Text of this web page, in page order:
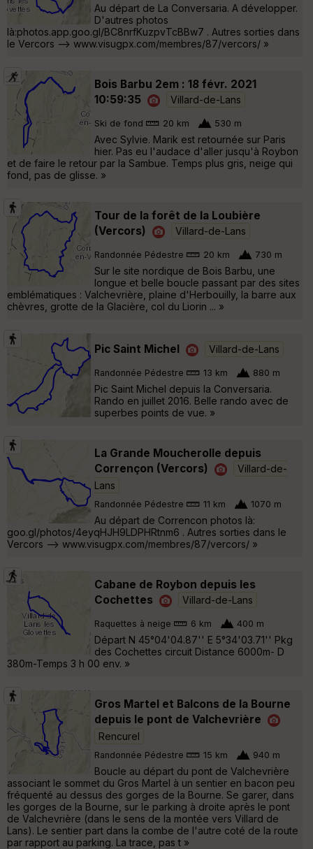
Au départ de La Conversaria. A développer.
D'autres photos
là:photos.app.goo.gl/BC8nrfKuzpvTcBBw7 . Autres sorties dans
le Vercors --> www.visugpx.com/membres/87/vercors/ »
Bois Barbu 2em : 18 févr. 2021
10:59:35
Villard-de-Lans
Ski de fond 20 km 530 m
Avec Sylvie. Marik est retournée sur Paris
hier. Pas eu l'audace d'aller jusqu'à Roybon
et de faire le retour par la Sambue. Temps plus gris, neige qui
fond, pas de glisse. »
Tour de la forêt de la Loubière
(Vercors)
Villard-de-Lans
Randonnée Pédestre 20 km 730 m
Sur le site nordique de Bois Barbu, une
longue et belle boucle passant par des sites
emblématiques : Valchevrière, plaine d'Herbouilly, la barre aux
chèvres, grotte de la Glacière, col du Liorin ... »
Pic Saint Michel Villard-de-Lans
Randonnée Pédestre 13 km 880 m
Pic Saint Michel depuis la Conversaria.
Rando en juillet 2016. Belle rando avec de
superbes points de vue. »
La Grande Moucherolle depuis
Corrençon (Vercors)
Villard-de-
Lans
Randonnée Pédestre 11 km 1070 m
Au départ de Correncon photos là:
goo.gl/photos/4eyqHJH9LDPHRtnm6 . Autres sorties dans le
Vercors --> www.visugpx.com/membres/87/vercors/ »
Cabane de Roybon depuis les
Cochettes
Villard-de-Lans
Raquettes à neige 6 km 400 m
Départ N 45°04'04.87'' E 5°34'03.71'' Pkg
des Cochettes circuit Distance 6000m- D
380m-Temps 3 h 00 env. »
Gros Martel et Balcons de la Bourne
depuis le pont de Valchevrière
Rencurel
Randonnée Pédestre 15 km 940 m
Boucle au départ du pont de Valchevrière
associant le sommet du Gros Martel à un sentier en bacon peu
fréquenté au dessus des gorges de la Bourne. Se garer, dans
les gorges de la Bourne, sur le parking à droite après le pont
de Valchevrière (dans le sens de la montée vers Villard de
Lans). Le sentier part dans la combe de l'autre coté de la route
par rapport au parking. La trace, pas t »